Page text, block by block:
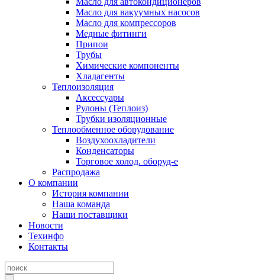
Масло для вакуумных насосов
Масло для компрессоров
Медные фитинги
Припои
Трубы
Химические компоненты
Хладагенты
Теплоизоляция
Аксессуары
Рулоны (Теплоиз)
Трубки изоляционные
Теплообменное оборудование
Воздухоохладители
Конденсаторы
Торговое холод. оборуд-е
Распродажа
О компании
История компании
Наша команда
Наши поставщики
Новости
Техинфо
Контакты